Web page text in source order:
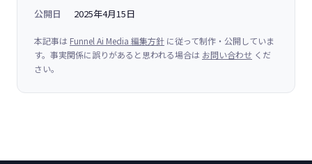
公開日
2025年4月15日
本記事は Funnel Ai Media 編集方針 に従って制作・公開していま
す。事実関係に誤りがあると思われる場合は お問い合わせ くだ
さい。